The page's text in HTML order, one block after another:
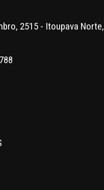
2515 - Itoupava Norte,